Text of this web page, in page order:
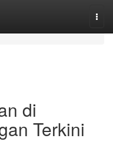
di
Terkini